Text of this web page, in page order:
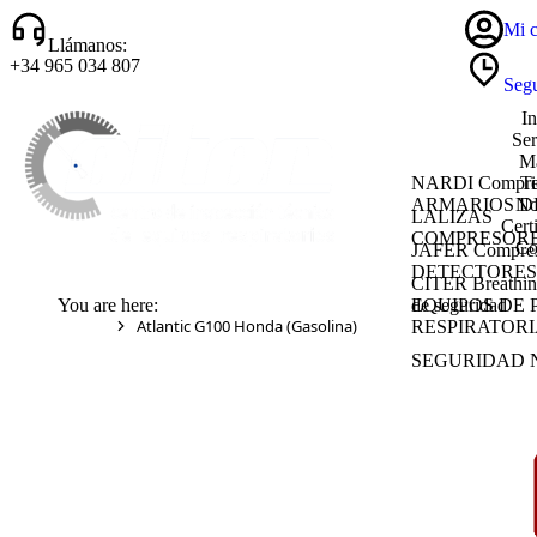
Llámanos:
+34 965 034 807
Mi
NARDI
LALIZAS
JAFER
CITER
de seguridad
ARMARIOS
EQUIPOS DE
SEGURIDAD
You are here:
Atlantic G100 Honda (Gasolina)